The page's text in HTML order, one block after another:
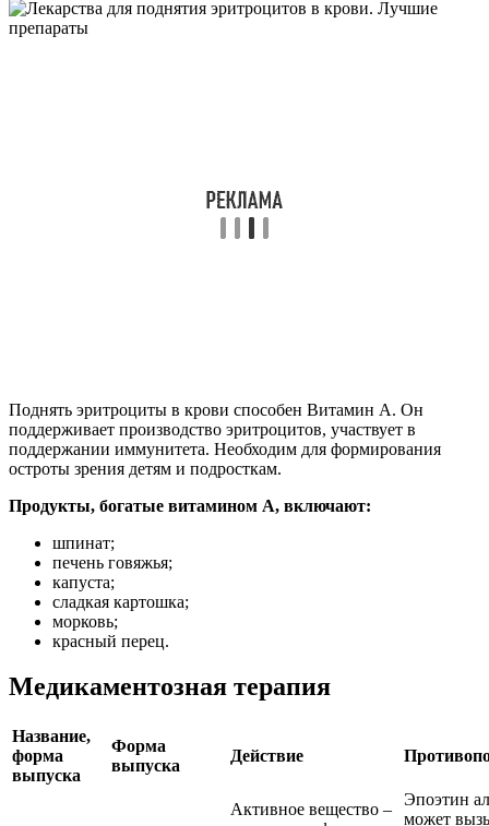
Поднять эритроциты в крови способен Витамин А. Он
поддерживает производство эритроцитов, участвует в
поддержании иммунитета. Необходим для формирования
остроты зрения детям и подросткам.
Продукты, богатые витамином А, включают:
шпинат;
печень говяжья;
капуста;
сладкая картошка;
морковь;
красный перец.
Медикаментозная терапия
Название,
форма
выпуска
Форма
выпуска
Действие
Активное вещество –
Эпоэтин
может